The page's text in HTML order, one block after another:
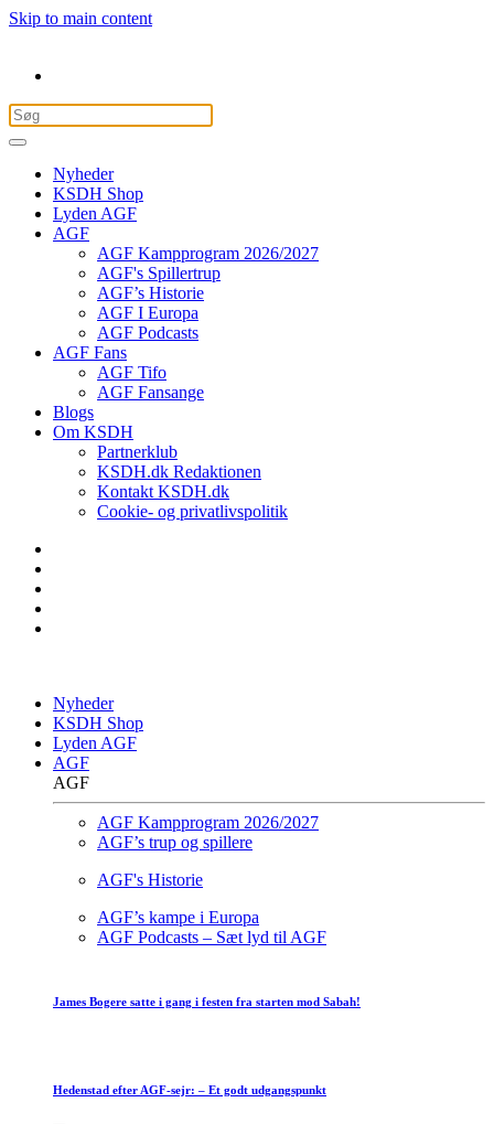
Skip to main content
Nyheder
KSDH Shop
Lyden AGF
AGF
AGF Kampprogram 2026/2027
AGF's Spillertrup
AGF’s Historie
AGF I Europa
AGF Podcasts
AGF Fans
AGF Tifo
AGF Fansange
Blogs
Om KSDH
Partnerklub
KSDH.dk Redaktionen
Kontakt KSDH.dk
Cookie- og privatlivspolitik
Nyheder
KSDH Shop
Lyden AGF
AGF
AGF
AGF Kampprogram 2026/2027
AGF’s trup og spillere
AGF's Historie
AGF’s kampe i Europa
AGF Podcasts – Sæt lyd til AGF
James Bogere satte i gang i festen fra starten mod Sabah!
Hedenstad efter AGF-sejr: – Et godt udgangspunkt